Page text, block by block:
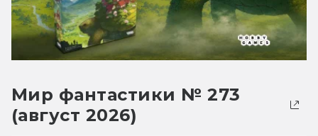
Мир фантастики № 273
(август 2026)